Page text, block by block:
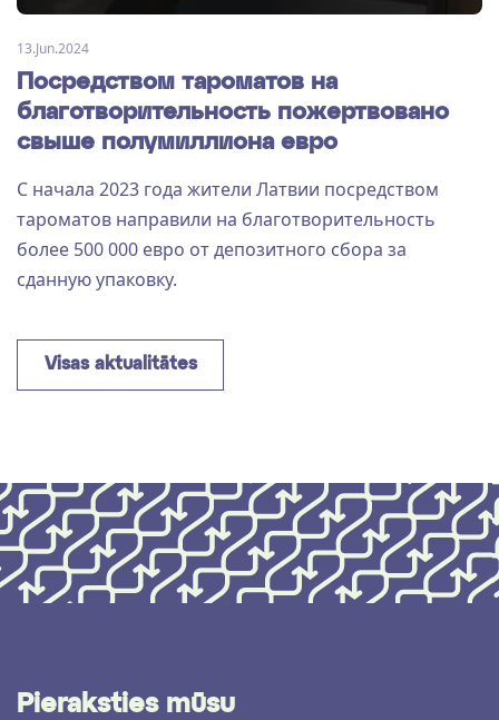
13.Jun.2024
Посредством тароматов на
благотворительность пожертвовано
свыше полумиллиона евро
С начала 2023 года жители Латвии посредством
тароматов направили на благотворительность
более 500 000 евро от депозитного сбора за
сданную упаковку.
Visas aktualitātes
Pieraksties mūsu